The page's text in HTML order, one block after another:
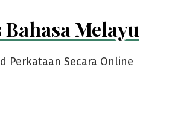
Melayu
Perkataan Secara Online